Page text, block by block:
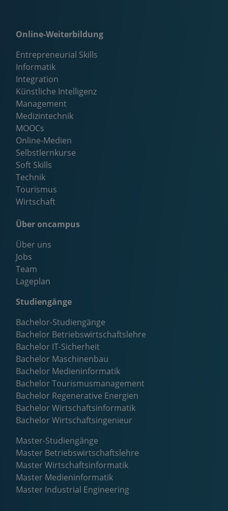
Online-Weiterbildung
Entrepreneurial Skills
Informatik
Integration
Künstliche Intelligenz
Management
Medizintechnik
MOOCs
Online-Medien
Selbstlernkurse
Soft Skills
Technik
Tourismus
Wirtschaft
Über oncampus
Über uns
Jobs
Team
Lageplan
Studiengänge
Bachelor-Studiengänge
Bachelor Betriebswirtschaftslehre
Bachelor IT-Sicherheit
Bachelor Maschinenbau
Bachelor Medieninformatik
Bachelor Tourismusmanagement
Bachelor Regenerative Energien
Bachelor Wirtschaftsinformatik
Bachelor Wirtschaftsingenieur
Master-Studiengänge
Master Betriebswirtschaftslehre
Master Wirtschaftsinformatik
Master Medieninformatik
Master Industrial Engineering